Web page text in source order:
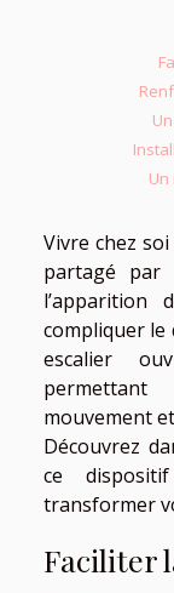
Vivre chez
partagé par
l’apparition
compliquer le
escalier
mouvement
Découvrez
ce
transformer
Faciliter